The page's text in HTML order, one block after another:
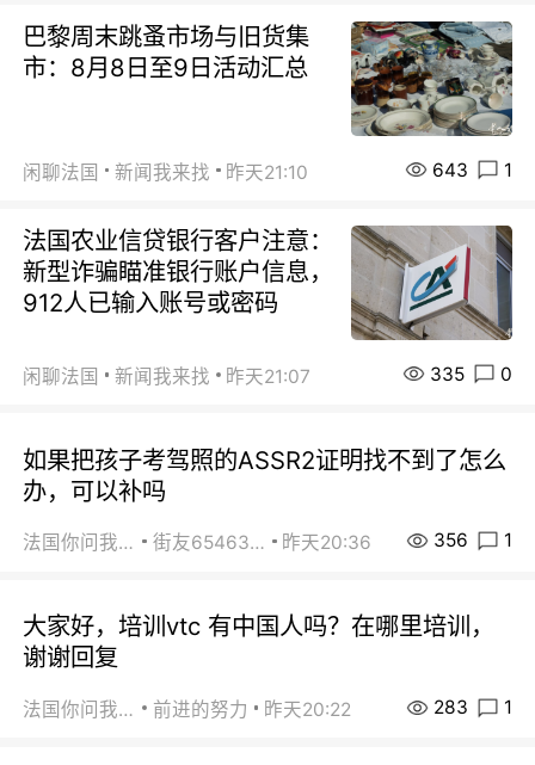
巴黎周末跳蚤市场与旧货集
市：8月8日至9日活动汇总
闲聊法国 新闻我来找 昨天21:10 643 1
法国农业信贷银行客户注意：
新型诈骗瞄准银行账户信息，
912人已输入账号或密码
闲聊法国 新闻我来找 昨天21:07 335 0
如果把孩子考驾照的ASSR2证明找不到了怎么
办，可以补吗
法国你问我答 街友65463281 昨天20:36 356 1
大家好，培训vtc 有中国人吗？在哪里培训，
谢谢回复
法国你问我答 前进的努力 昨天20:22 283 1